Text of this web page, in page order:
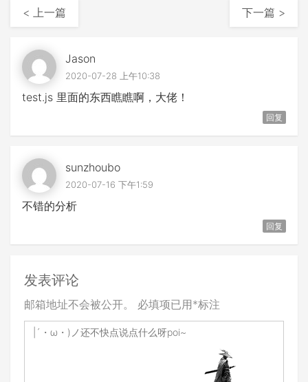
< 上一篇 下一篇 >
Jason
2020-07-28 上午10:38
test.js 里面的东西瞧瞧啊，大佬！
回复
sunzhoubo
2020-07-16 下午1:59
不错的分析
回复
发表评论
邮箱地址不会被公开。 必填项已用*标注